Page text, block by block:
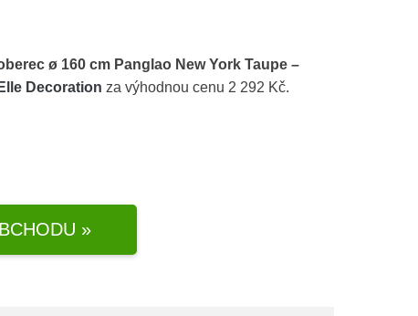
ø 160 cm Panglao New York Taupe –
Elle Decoration za výhodnou cenu 2 292 Kč.
»